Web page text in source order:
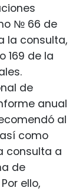
№ 66 de
la consulta,
169 de la
de
anual
al
como
consulta a
de
ello,